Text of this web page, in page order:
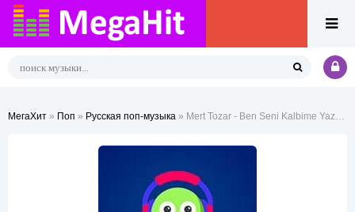
МегаХит » Поп » Русская поп-музыка » Mert Tozar - Ben Seni Kalbime Yazdım